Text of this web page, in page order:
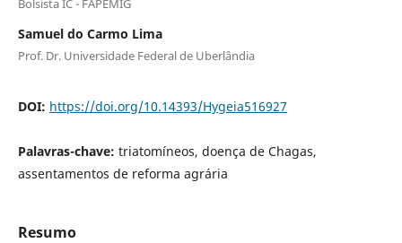
Bolsista IC - FAPEMIG
Samuel do Carmo Lima
Prof. Dr. Universidade Federal de Uberlândia
DOI: https://doi.org/10.14393/Hygeia516927
Palavras-chave: triatomíneos, doença de Chagas,
assentamentos de reforma agrária
Resumo